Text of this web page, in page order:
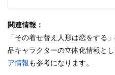
関連情報：
「その着せ替え人形は恋をする
品キャラクターの立体化情報と
ア情報 も参考になります。